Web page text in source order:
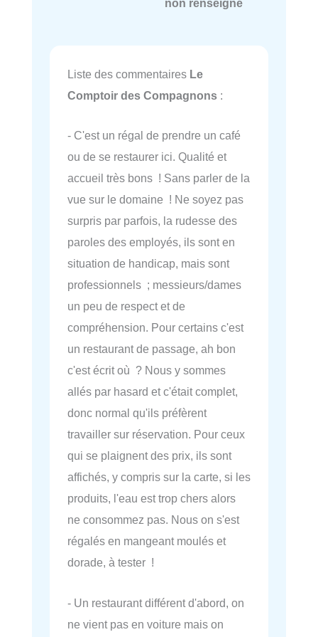
non renseigné
Liste des commentaires Le
Comptoir des Compagnons :
- C'est un régal de prendre un café
ou de se restaurer ici. Qualité et
accueil très bons ! Sans parler de la
vue sur le domaine ! Ne soyez pas
surpris par parfois, la rudesse des
paroles des employés, ils sont en
situation de handicap, mais sont
professionnels ; messieurs/dames
un peu de respect et de
compréhension. Pour certains c'est
un restaurant de passage, ah bon
c'est écrit où ? Nous y sommes
allés par hasard et c'était complet,
donc normal qu'ils préfèrent
travailler sur réservation. Pour ceux
qui se plaignent des prix, ils sont
affichés, y compris sur la carte, si les
produits, l'eau est trop chers alors
ne consommez pas. Nous on s'est
régalés en mangeant moulés et
dorade, à tester !
- Un restaurant différent d'abord, on
ne vient pas en voiture mais on